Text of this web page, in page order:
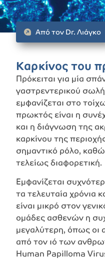
Από τον Dr. Λιάγκο
Καρκίνος του
Πρόκειται για μία
γαστρεντερικού
εμφανίζεται στο
πρωκτός είναι η
και η διάγνωση της
καρκίνου της
σημαντικό ρόλο,
τελείως διαφορετική.
Εμφανίζεται
τα τελευταία χρόνια
είναι μικρό στον
ομάδες ασθενών η
μεγαλύτερη, όπως οι
από τον ιότων
Human Papilloma